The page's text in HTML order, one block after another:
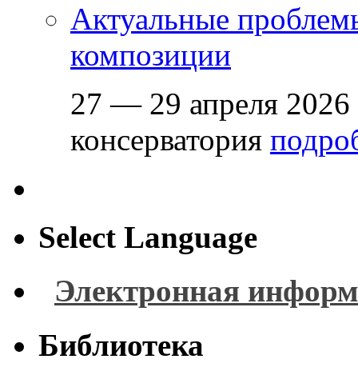
Актуальные
композиции
27 — 29 апреля 2026
консерватория
Select Language
Электронная
Библиотека